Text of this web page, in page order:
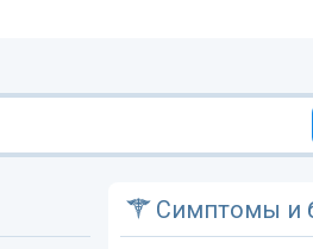
Симптомы и